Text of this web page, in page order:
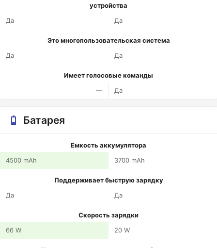
устройства
Да
Да
Это многопользовательская система
Да
Да
Имеет голосовые команды
—
Да
Батарея
Емкость аккумулятора
4500 mAh
3700 mAh
Поддерживает быструю зарядку
Да
Да
Скорость зарядки
66 W
20 W